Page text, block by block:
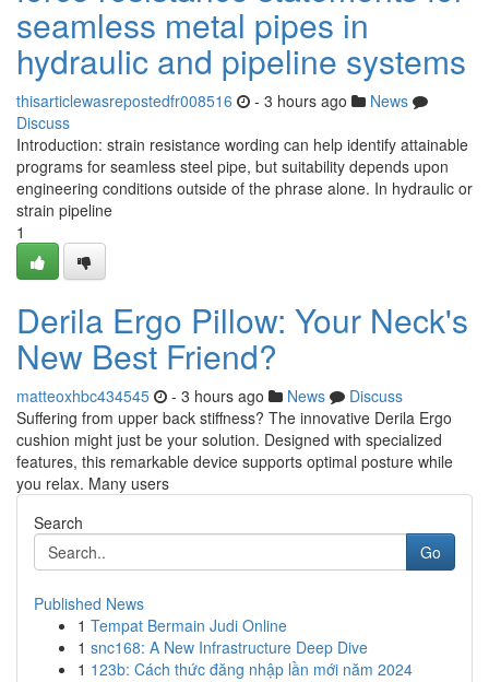
seamless metal pipes in
hydraulic and pipeline systems
thisarticlewasrepostedfr008516 - 3 hours ago
News
Discuss
Introduction: strain resistance wording can help identify attainable
programs for seamless steel pipe, but suitability depends upon
engineering conditions outside of the phrase alone. In hydraulic or
strain pipeline
1
Derila Ergo Pillow: Your Neck's
New Best Friend?
matteoxhbc434545 - 3 hours ago News
Discuss
Suffering from upper back stiffness? The innovative Derila Ergo
cushion might just be your solution. Designed with specialized
features, this remarkable device supports optimal posture while
you relax. Many users
Search
Go
Published News
1 Tempat Bermain Judi Online
1 snc168: A New Infrastructure Deep Dive
1 123b: Cách thức đăng nhập lần mới năm 2024